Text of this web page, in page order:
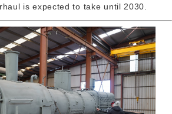
is expected to take until 2030.